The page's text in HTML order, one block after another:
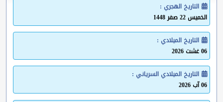
التاريخ الهجري :
الخميس 22 صفر 1448
التاريخ الميلادي :
06 غشت 2026
التاريخ الميلادي السرياني :
06 آب 2026